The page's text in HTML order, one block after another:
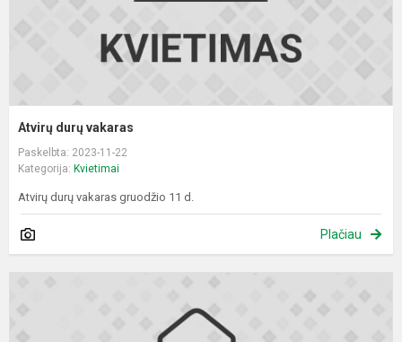
Atvirų durų vakaras
Paskelbta: 2023-11-22
Kategorija: Kvietimai
Atvirų durų vakaras gruodžio 11 d.
Plačiau